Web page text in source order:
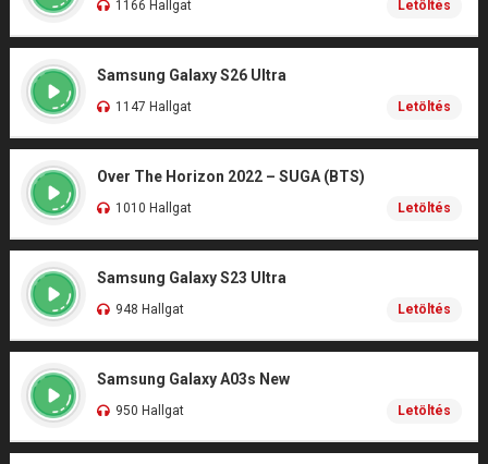
1166 Hallgat Letöltés
Samsung Galaxy S26 Ultra
1147 Hallgat Letöltés
Over The Horizon 2022 – SUGA (BTS)
1010 Hallgat Letöltés
Samsung Galaxy S23 Ultra
948 Hallgat Letöltés
Samsung Galaxy A03s New
950 Hallgat Letöltés